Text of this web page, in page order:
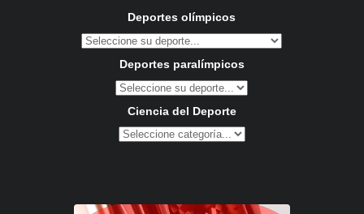
Deportes olímpicos
Deportes paralímpicos
Ciencia del Deporte